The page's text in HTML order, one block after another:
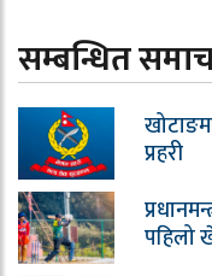
सम्बन्धित
प्रहरी
पहिलो